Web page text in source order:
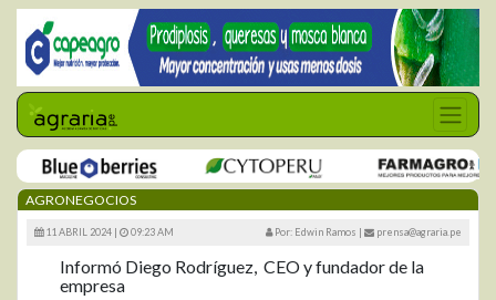
AGRONEGOCIOS
11 ABRIL 2024 | 09:23 AM Por: Edwin Ramos | prensa@agraria.pe
Informó Diego Rodríguez, CEO y fundador de la
empresa